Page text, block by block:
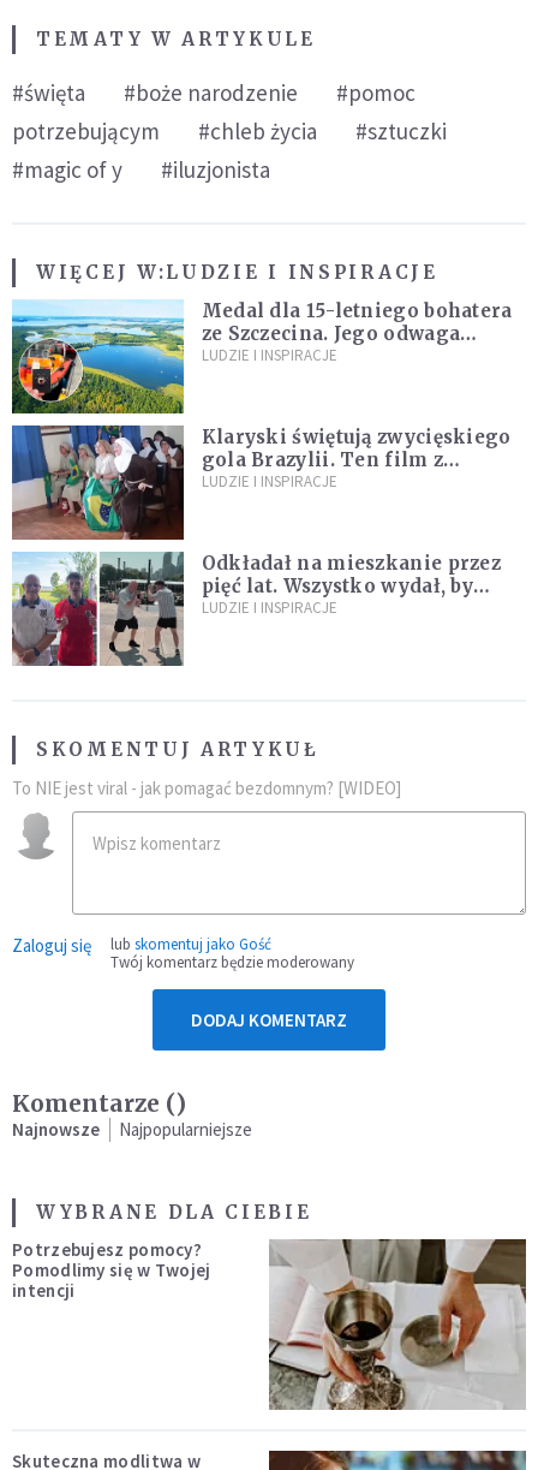
TEMATY W ARTYKULE
#święta #boże narodzenie
#pomoc
potrzebującym
#chleb życia
#sztuczki
#magic of y
#iluzjonista
WIĘCEJ W:LUDZIE I INSPIRACJE
Medal dla 15-letniego bohatera
ze Szczecina. Jego odwaga
ocaliła ludzkie życie
LUDZIE I INSPIRACJE
Klaryski świętują zwycięskiego
gola Brazylii. Ten film z
zakonnicami obejrzały już
LUDZIE I INSPIRACJE
Odkładał na mieszkanie przez
pięć lat. Wszystko wydał, by
spełnić marzenie 80-letniego
LUDZIE I INSPIRACJE
SKOMENTUJ ARTYKUŁ
To NIE jest viral - jak pomagać bezdomnym? [WIDEO]
Zaloguj się lub skomentuj jako Gość
Twój komentarz będzie moderowany
DODAJ KOMENTARZ
Komentarze ()
Najnowsze Najpopularniejsze
WYBRANE DLA CIEBIE
Potrzebujesz pomocy?
Pomodlimy się w Twojej
intencji
Skuteczna modlitwa w